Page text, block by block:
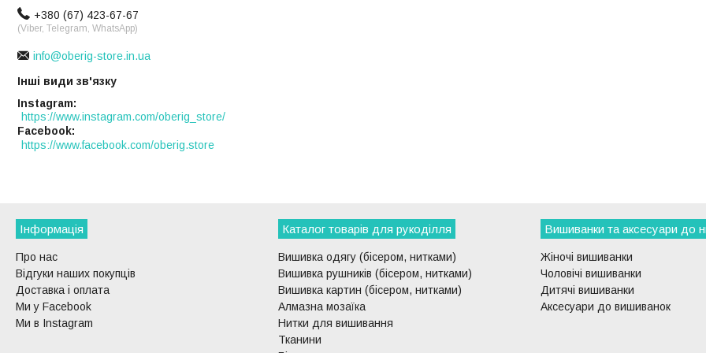
+380 (67) 423-67-67
(Viber, Telegram, WhatsApp)
info@oberig-store.in.ua
Інші види зв'язку
Instagram
https://www.instagram.com/oberig_store/
Facebook
https://www.facebook.com/oberig.store
Інформація
Про нас
Відгуки наших покупців
Доставка і оплата
Ми у Facebook
Ми в Instagram
Каталог товарів для рукоділля
Вишивка одягу (бісером, нитками)
Вишивка рушників (бісером, нитками)
Вишивка картин (бісером, нитками)
Алмазна мозаїка
Нитки для вишивання
Тканини
Вишиванки та аксесуари до
Жіночі вишиванки
Чоловічі вишиванки
Дитячі вишиванки
Аксесуари до вишиванок